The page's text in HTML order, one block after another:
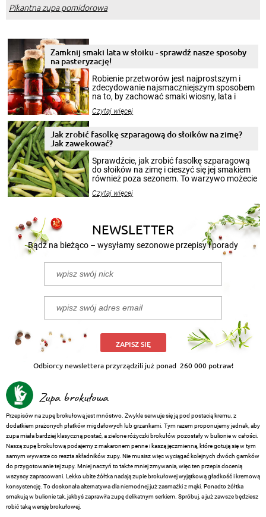
Pikantna zupa pomidorowa
Zamknij smaki lata w słoiku - sprawdź nasze sposoby
na pasteryzację!
Robienie przetworów jest najprostszym i
zdecydowanie najsmaczniejszym sposobem
na to, by zachować smaki wiosny, lata i
krajobrazów, by cieszyć nimi oko w sezonie
pełni poczuć atmosferę cieplejszych
miesięcy. Przygotowanie słoików ze
patenty, które pozwolą zachować świeżość
przetworów.
Czytaj więcej
Jak zrobić fasolkę szparagową do słoików na zimę?
Jak zawekować?
Sprawdźcie, jak zrobić fasolkę szparagową
do słoików na zimę i cieszyć się jej smakiem
również poza sezonem. To warzywo możecie
nasze propozycje!
Czytaj więcej
NEWSLETTER
Bądź na bieżąco – wysyłamy sezonowe przepisy i porady
ZAPISZ SIĘ
Odbiorcy newslettera przyrządzili już ponad 260 000 potraw!
Zupa brokułowa
Przepisów na zupę brokułową jest mnóstwo. Zwykle serwuje się ją pod postacią kremu, z
dodatkiem prażonych płatków migdałowych lub grzankami. Tym razem proponujemy jednak, aby
zupa miała bardziej klasyczną postać, a zielone różyczki brokułów pozostały w bulionie w całości.
Naszą zupę brokułową podajemy z makaronem penne i kaszą jęczmienną, które gotują się w tym
samym wywarze co reszta składników zupy. Nie musisz więc wyciągać kolejnych dwóch garnków
do przygotowanie tej zupy. Mniej naczyń to także mniej zmywania, więc ten przepis docenią
wszyscy zapracowani. Lekko ubite żółtka nadają zupie brokułowej wyjątkową gładkość i kremową
konsystencję. To doskonała alternatywa dla niemodnej już zasmażki z mąki. Ponadto żółtka
smakują w bulionie tak, jakbyś zaprawiła zupę delikatnym serkiem. Spróbuj, a już zawsze będziesz
robić taką wersję brokułowej.